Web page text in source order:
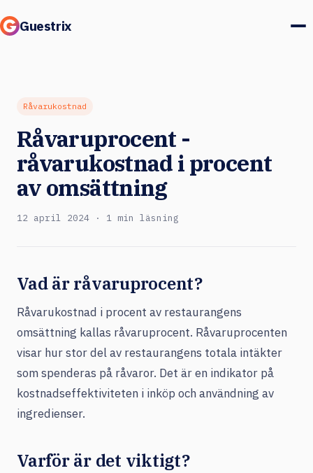
Guestrix
Integrationer
Priser
Gäster & marknad
Boka en demo
Råvarukostnad
Råvaruprocent -
råvarukostnad i procent
av omsättning
12 april 2024 · 1 min läsning
Vad är råvaruprocent?
Råvarukostnad i procent av restaurangens
omsättning kallas råvaruprocent. Råvaruprocenten
visar hur stor del av restaurangens totala intäkter
som spenderas på råvaror. Det är en indikator på
kostnadseffektiviteten i inköp och användning av
ingredienser.
Varför är det viktigt?